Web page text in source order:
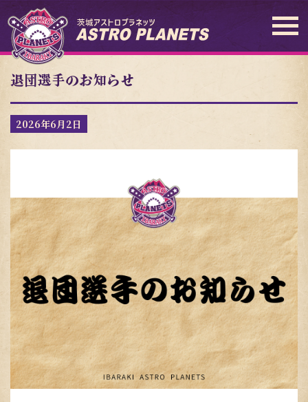
退団選手のお知らせ
2026年6月2日